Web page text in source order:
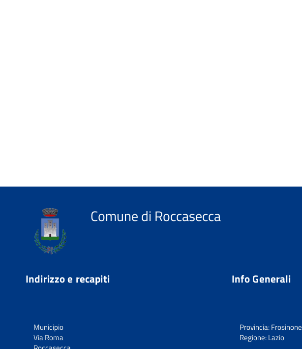
Comune di Roccasecca
Indirizzo e recapiti
Municipio
Via Roma
Info Generali
Provincia: Frosinone
Regione: Lazio